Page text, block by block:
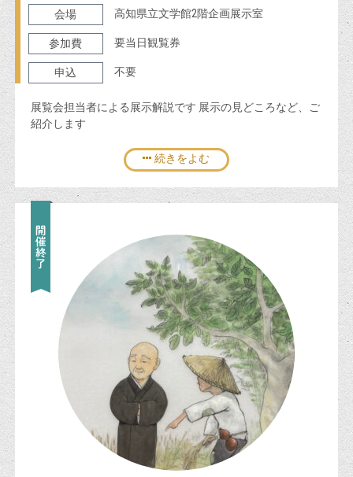
会場 高知県立文学館2階企画展示室
参加費 要当日観覧券
申込 不要
展覧会担当者による展示解説です 展示の見どころなど、ご
紹介します
続きをよむ